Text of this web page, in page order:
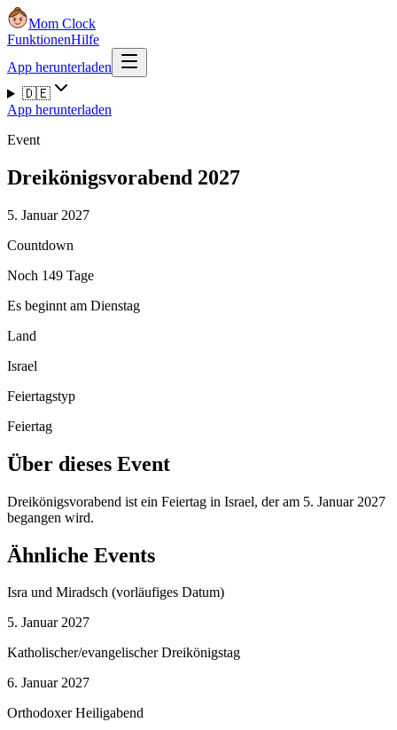
Mom Clock
FunktionenHilfe
App herunterladen
🇩🇪
App herunterladen
Event
Dreikönigsvorabend 2027
5. Januar 2027
Countdown
Noch 149 Tage
Es beginnt am Dienstag
Land
Israel
Feiertagstyp
Feiertag
Über dieses Event
Dreikönigsvorabend ist ein Feiertag in Israel, der am 5. Januar 2027
begangen wird.
Ähnliche Events
Isra und Miradsch (vorläufiges Datum)
5. Januar 2027
Katholischer/evangelischer Dreikönigstag
6. Januar 2027
Orthodoxer Heiligabend